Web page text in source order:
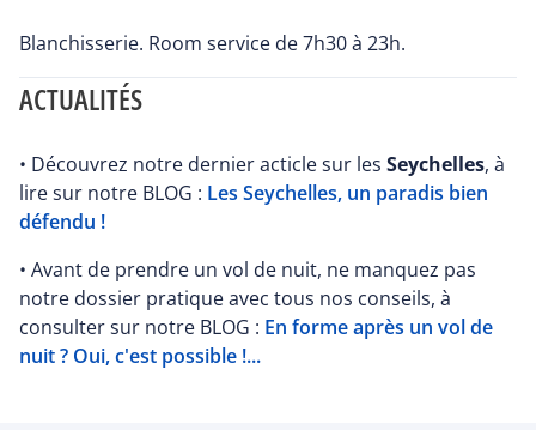
Blanchisserie. Room service de 7h30 à 23h.
ACTUALITÉS
• Découvrez notre dernier acticle sur les Seychelles, à
lire sur notre BLOG : Les Seychelles, un paradis bien
défendu !
• Avant de prendre un vol de nuit, ne manquez pas
notre dossier pratique avec tous nos conseils, à
consulter sur notre BLOG : En forme après un vol de
nuit ? Oui, c'est possible !...